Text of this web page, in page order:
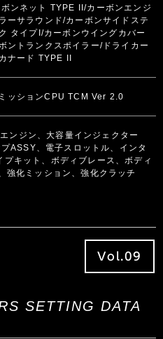
ンネット TYPE II/カーボンエンジ
ーサラウンド/カーボンサイドステ
タイプI/カーボンウイングカバー
ントランクスポイラー/ドライカー
ナード TYPE II
ッションCPU TCM Ver 2.0
ンジン、大容量インジェクター
ASSY、電子スロットル、インタ
プキット、ボディブレース、ボディ
強化ミッション、強化クラッチ
Vol.09
SETTING DATA